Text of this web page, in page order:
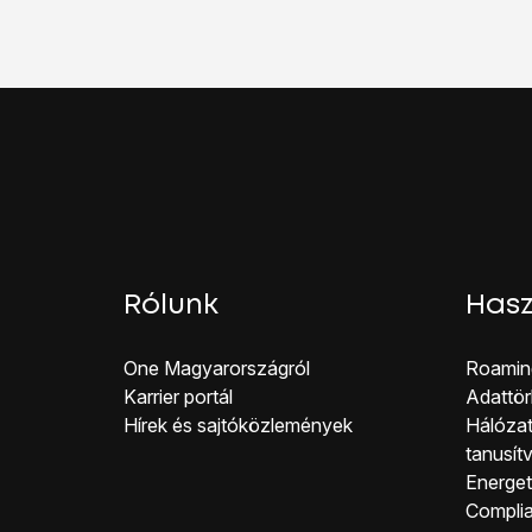
Rólunk
One Magyar országról
Karrier portál
Hírek és sajtóközlemények
Co